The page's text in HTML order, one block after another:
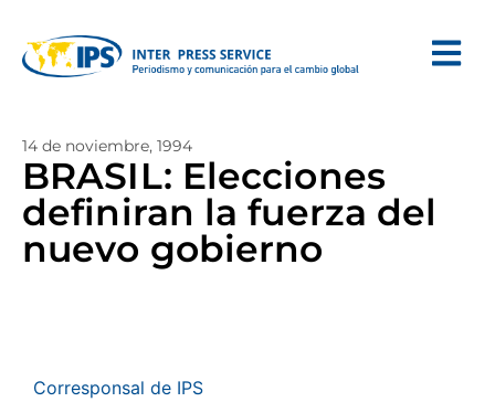
14 de noviembre, 1994
BRASIL: Elecciones
definiran la fuerza del
nuevo gobierno
Corresponsal de IPS